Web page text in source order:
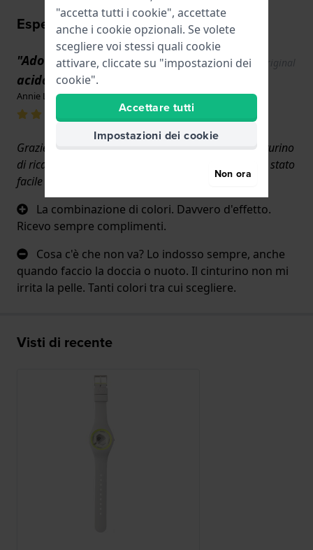
Esperienze utente
"Adoro l'accostamento di giallo
acido e grigio."
Show original
Annie Longstaff · 22 maggio 2026
Grazie a watch.co.uk, sono riuscito a trovare un cinturino
di ricambio per il mio orologio preferito. Ordinare è stato
facile e la consegna è stata rapida.
La combinazione di colori. Davvero d'effetto.
Ricevo sempre complimenti.
Cosa c'è che non va? Lo indosso sempre, anche
quando faccio la doccia o nuoto. Il cinturino non mi
irrita la pelle. Tanti colori tra cui scegliere.
Visti di recente
"accetta tutti i cookie", accettate
anche i cookie opzionali. Se volete
scegliere voi stessi quali cookie
attivare, cliccate su "impostazioni dei
cookie".
Accettare tutti
Impostazioni dei cookie
Non ora